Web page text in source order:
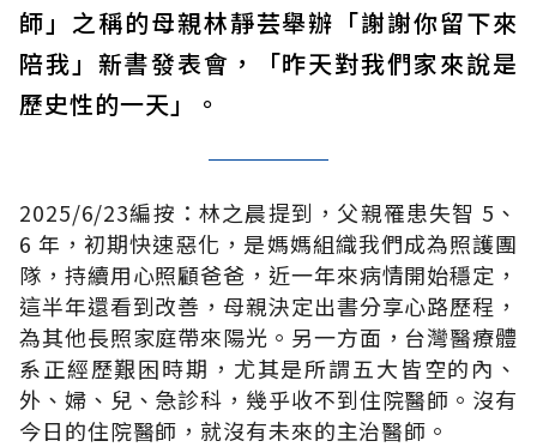
師」之稱的母親林靜芸舉辦「謝謝你留下來
陪我」新書發表會，「昨天對我們家來說是
歷史性的一天」。
2025/6/23編按：林之晨提到，父親罹患失智 5、
6 年，初期快速惡化，是媽媽組織我們成為照護團
隊，持續用心照顧爸爸，近一年來病情開始穩定，
這半年還看到改善，母親決定出書分享心路歷程，
為其他長照家庭帶來陽光。另一方面，台灣醫療體
系正經歷艱困時期，尤其是所謂五大皆空的內、
外、婦、兒、急診科，幾乎收不到住院醫師。沒有
今日的住院醫師，就沒有未來的主治醫師。